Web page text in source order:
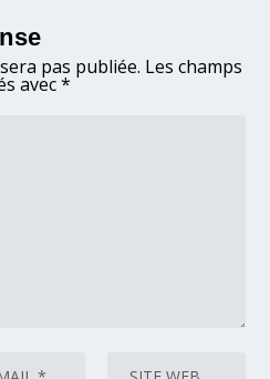
pas publiée. Les champs
avec*